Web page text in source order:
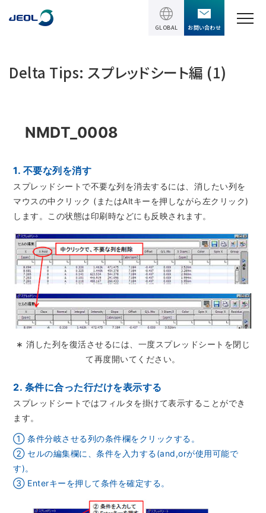
ニュース
JEOLメールマガジン登録
お問い合わせのご案内
サイトマップ
製品情報
電子顕微鏡 総合
透過電子顕微鏡 (TEM)
TEM周辺機器
走査電子顕微鏡 (SEM)
SEM周辺機器
断面試料作製装置 (CP)
集束イオンビーム加工観察装置 (FIB)
電子プローブマイクロアナライザー (EPMA)
オージェマイクロプローブ (Auger)
光電子分光装置 (XPS、ESCA)
蛍光X線分析装置 (XRF)
その他装置
磁気共鳴装置 総合
核磁気共鳴装置 (NMR)
NMRプローブ
超伝導マグネット (SCM)
サービス＆サポート
装置利用サポート
受託分析
設置環境対策
保守契約
ブリッジングサービス
サブスクリプション
リース
リユース
お薦め消耗品
安全データシート(SDS)
会員制サービス (JEOL Solutions / パーツ販売ECサイト)
ソリューション
ソリューション
電機・電子部品
資源・エネルギー
鉄鋼
化学
防衛・航空宇宙
ライフサイエンス
電池
自動車
非鉄・金属
プラスチック・高分子
イベント・セミナー
イベント・セミナー
最新のセミナー / ウェビナー
最新のイベント・展示会
ウェビナーアーカイブ
会社情報
会社情報
会社概要
ご挨拶
経営理念
グローバルネットワーク
YOKOGUSHI 2.0
クローズアップJEOL
理科教育支援
IR情報
サステナビリティ
サステナビリティ
グローバル & ニッチ
トップコミットメント
サステナビリティへの考え方
環境
ガバナンス
採用情報
数字で見る日本電子
日本電子について
PROFESSIONAL INTERVIEW
GLOBAL お問い合わせ
Delta Tips: スプレッドシート編 (1)
NMDT_0008
1. 不要な列を消す
スプレッドシートで不要な列を消去するには、消したい列を
マウスの中クリック (またはAltキーを押しながら左クリック)
します。この状態は印刷時などにも反映されます。
∗ 消した列を復活させるには、一度スプレッドシートを閉じ
て再度開いてください。
2. 条件に合った行だけを表示する
スプレッドシートではフィルタを掛けて表示することができ
ます。
① 条件分岐させる列の条件欄をクリックする。
② セルの編集欄に、条件を入力する(and,orが使用可能で
す)。
③ Enterキーを押して条件を確定する。